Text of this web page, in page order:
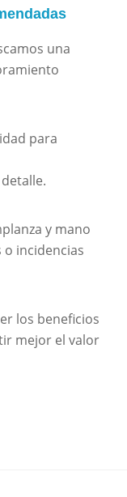
una
para
y mano
incidencias
los beneficios
mejor el valor